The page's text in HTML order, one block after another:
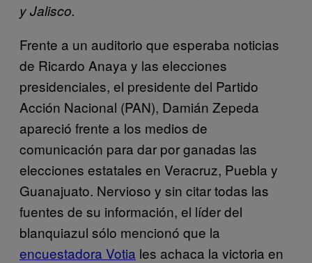
y Jalisco.
Frente a un auditorio que esperaba noticias
de Ricardo Anaya y las elecciones
presidenciales, el presidente del Partido
Acción Nacional (PAN), Damián Zepeda
apareció frente a los medios de
comunicación para dar por ganadas las
elecciones estatales en Veracruz, Puebla y
Guanajuato. Nervioso y sin citar todas las
fuentes de su información, el líder del
blanquiazul sólo mencionó que la
encuestadora Votia les achaca la victoria en